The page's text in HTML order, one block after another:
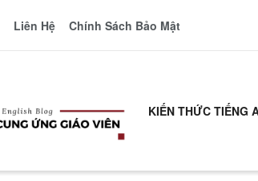
Liên Hệ Chính Sách Bảo Mật
KIẾN THỨC TIẾNG